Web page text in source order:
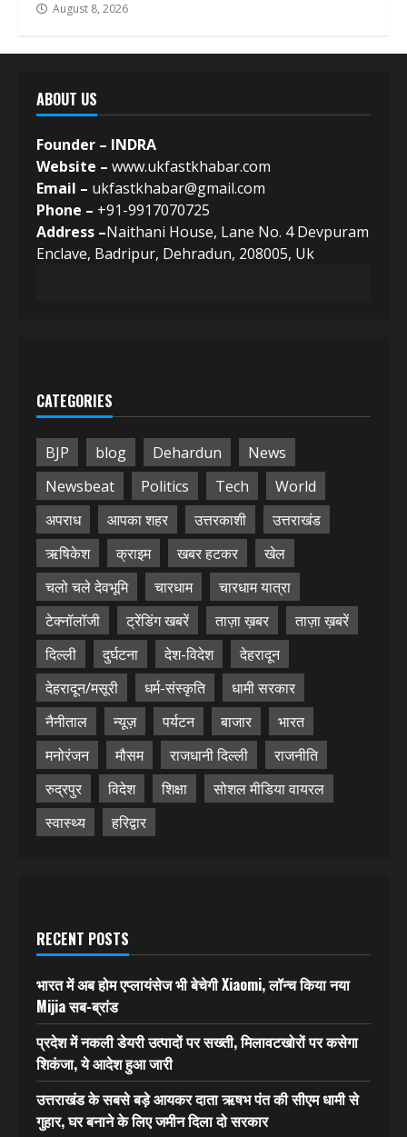
August 8, 2026
ABOUT US
Founder – INDRA
Website – www.ukfastkhabar.com
Email – ukfastkhabar@gmail.com
Phone – +91-9917070725
Address –Naithani House, Lane No. 4 Devpuram
Enclave, Badripur, Dehradun, 208005, Uk
CATEGORIES
BJP blog Dehardun
News
Newsbeat
Politics Tech
World
अपराध
आपका शहर उत्तरकाशी
उत्तराखंड
ऋषिकेश
क्राइम खबर हटकर
खेल
चलो चले देवभूमि
चारधाम
चारधाम यात्रा
टेक्नॉलॉजी
ट्रेंडिंग खबरें ताज़ा ख़बर
ताज़ा ख़बरें
दिल्ली
दुर्घटना देश-विदेश
देहरादून
देहरादून/मसूरी
धर्म-संस्कृति
धामी सरकार
नैनीताल
न्यूज़ पर्यटन बाजार
भारत
मनोरंजन
मौसम राजधानी दिल्ली
राजनीति
रुद्रपुर
विदेश शिक्षा
सोशल मीडिया वायरल
स्वास्थ्य
हरिद्वार
RECENT POSTS
भारत में अब होम एप्लायंसेज भी बेचेगी Xiaomi, लॉन्च किया नया
Mijia सब-ब्रांड
प्रदेश में नकली डेयरी उत्पादों पर सख्ती, मिलावटखोरों पर कसेगा
शिकंजा, ये आदेश हुआ जारी
उत्तराखंड के सबसे बड़े आयकर दाता ऋषभ पंत की सीएम धामी से
गुहार, घर बनाने के लिए जमीन दिला दो सरकार